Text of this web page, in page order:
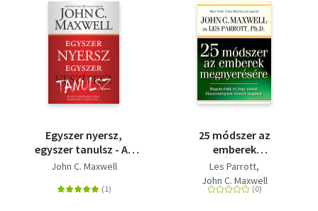
Egyszer nyersz,
egyszer tanulsz - Az
élet legértékesebb
a hibáink által
John C. Maxwell
25 módszer az
emberek
megnyerésére -
Hogyan érjük el, hogy
mások
Les Parrott
John C. Maxwell